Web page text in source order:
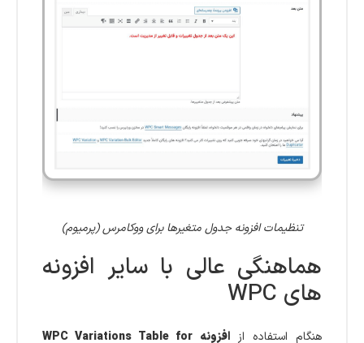
تنظیمات افزونه جدول متغیرها برای ووکامرس (پرمیوم)
هماهنگی عالی با سایر افزونه
های WPC
هنگام استفاده از افزونه WPC Variations Table for